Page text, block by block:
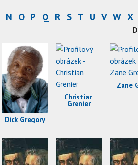
N O P Q R S T U V W X
Dick Gregory
Christian
Grenier
Zane